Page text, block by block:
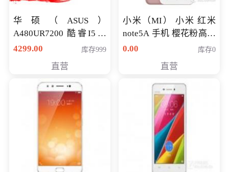
华硕（ASUS）
A480UR7200 酷睿I5超
薄学生办公游戏独显笔
NV930-2G独
4299.00 库存999
直营
小米（MI） 小米 红米
note5A 手机 樱花粉高配
版 全网通(3G+32G)
0.00 库存0
直营